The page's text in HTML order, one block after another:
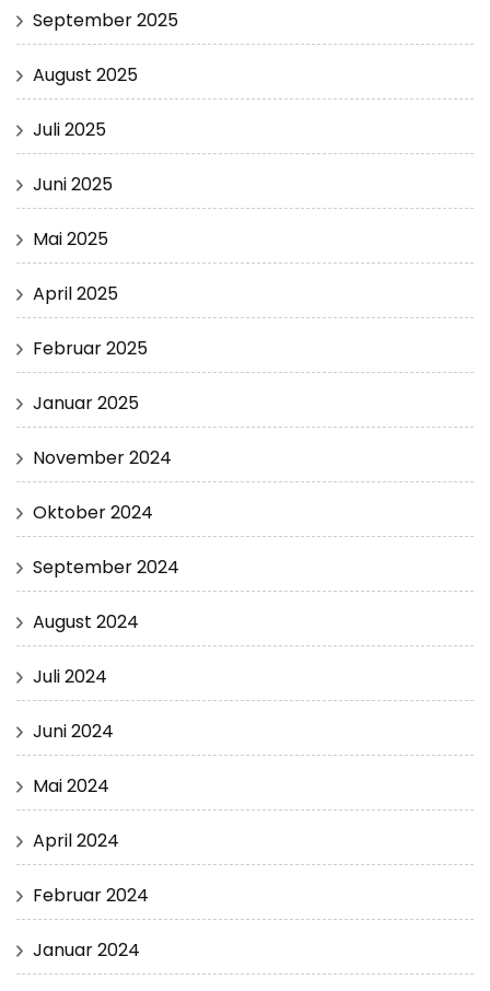
September 2025
August 2025
Juli 2025
Juni 2025
Mai 2025
April 2025
Februar 2025
Januar 2025
November 2024
Oktober 2024
September 2024
August 2024
Juli 2024
Juni 2024
Mai 2024
April 2024
Februar 2024
Januar 2024